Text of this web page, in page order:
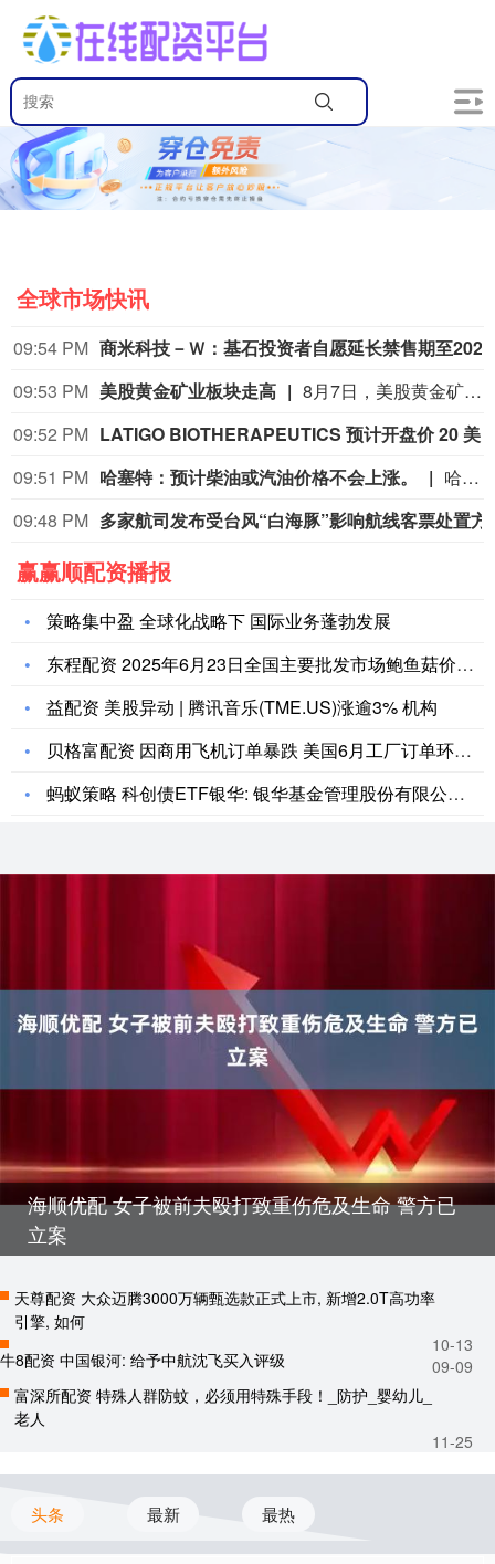
全球市场快讯
09:54 PM
09:53 PM 美股黄金矿业板块走高
8月7日，美股黄金矿业板块走高，金田涨超10%，哈莫尼黄金涨超10%，科尔黛伦矿业涨超8%，纽曼矿业涨超6%，金罗斯黄金涨超6%。
09:52 PM
09:51 PM 哈塞特：预计柴油或汽油价格不会上涨。
哈塞特：预计柴油或汽油价格不会上涨。
09:48 PM
赢赢顺配资播报
策略集中盈 全球化战略下 国际业务蓬勃发展
东程配资 2025年6月23日全国主要批发市场鲍鱼菇价格行情
益配资 美股异动 | 腾讯音乐(TME.US)涨逾3% 机构
贝格富配资 因商用飞机订单暴跌 美国6月工厂订单环比下降4.
蚂蚁策略 科创债ETF银华: 银华基金管理股份有限公司关于银
海顺优配 女子被前夫殴打致重伤危及生命 警方已
立案
天尊配资 大众迈腾3000万辆甄选款正式上市, 新增2.0T高功率
引擎, 如何
10-13
牛8配资 中国银河: 给予中航沈飞买入评级
09-09
富深所配资 特殊人群防蚊，必须用特殊手段！_防护_婴幼儿_
老人
11-25
头条 最新 最热